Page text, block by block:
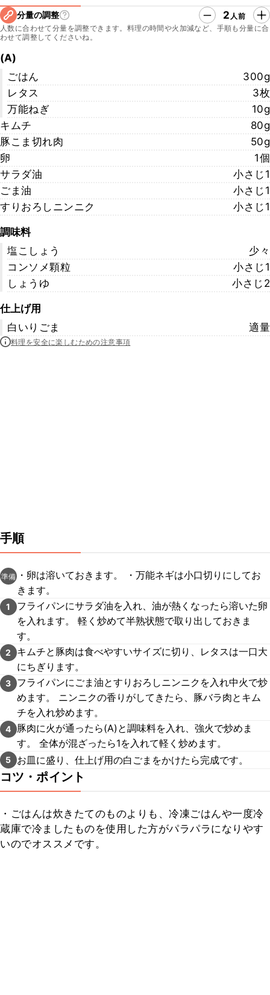
分量の調整 2 人前
人数に合わせて分量を調整できます。料理の時間や火加減など、手順も分量に合
わせて調整してくださいね。
(A)
ごはん
300g
レタス
3枚
万能ねぎ
10g
キムチ
80g
豚こま切れ肉
50g
卵
1個
サラダ油
小さじ1
ごま油
小さじ1
すりおろしニンニク
小さじ1
調味料
塩こしょう
少々
コンソメ顆粒
小さじ1
しょうゆ
小さじ2
仕上げ用
白いりごま
適量
料理を安全に楽しむための注意事項
手順
準備 ・卵は溶いておきます。 ・万能ネギは小口切りにしてお
きます。
1
フライパンにサラダ油を入れ、油が熱くなったら溶いた卵
を入れます。 軽く炒めて半熟状態で取り出しておきま
す。
2
キムチと豚肉は食べやすいサイズに切り、レタスは一口大
にちぎります。
3
フライパンにごま油とすりおろしニンニクを入れ中火で炒
めます。 ニンニクの香りがしてきたら、豚バラ肉とキム
チを入れ炒めます。
4
豚肉に火が通ったら(A)と調味料を入れ、強火で炒めま
す。 全体が混ざったら1を入れて軽く炒めます。
5 お皿に盛り、仕上げ用の白ごまをかけたら完成です。
コツ・ポイント
・ごはんは炊きたてのものよりも、冷凍ごはんや一度冷
蔵庫で冷ましたものを使用した方がパラパラになりやす
いのでオススメです。